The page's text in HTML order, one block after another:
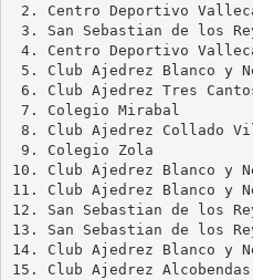
2. Centro Deportivo
3. San Sebastian de los
4. Centro Deportivo
5. Club Ajedrez Blanco
6. Club Ajedrez Tres
7. Colegio Mirabal
8. Club Ajedrez
9. Colegio Zola
10. Club Ajedrez
11. Club Ajedrez
12. San Sebastian de los
13. San Sebastian de los
14. Club Ajedrez
15. Club Ajedrez